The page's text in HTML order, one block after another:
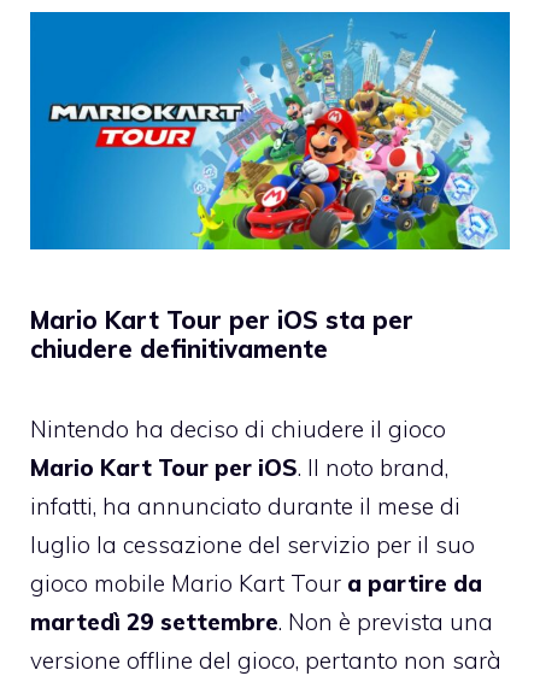
Mario Kart Tour per iOS sta per
chiudere definitivamente
Nintendo ha deciso di chiudere il gioco
Mario Kart Tour per iOS. Il noto brand,
infatti, ha annunciato durante il mese di
luglio la cessazione del servizio per il suo
gioco mobile Mario Kart Tour a partire da
martedì 29 settembre. Non è prevista una
versione offline del gioco, pertanto non sarà